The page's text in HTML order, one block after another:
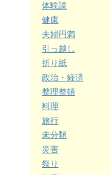
体験談
健康
夫婦円満
引っ越し
折り紙
政治・経済
整理整頓
料理
旅行
未分類
災害
祭り